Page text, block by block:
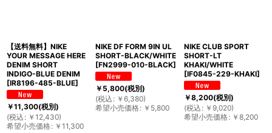
【送料無料】NIKE
YOUR MESSAGE HERE
DENIM SHORT
INDIGO-BLUE DENIM
[IR8196-485-BLUE]
￥11,300(税別)
(税込 : ￥ 12,430)
希望小売価格: ￥ 11,300
NIKE DF FORM 9IN UL
SHORT-BLACK/WHITE
[FN2999-010-BLACK]
￥5,800(税別)
(税込 : ￥ 6,380)
希望小売価格: ￥ 5,800
NIKE CLUB SPORT
SHORT-LT
KHAKI/WHITE
[IF0845-229-KHAKI]
￥8,200(税別)
(税込 : ￥ 9,020)
希望小売価格: ￥ 8,200